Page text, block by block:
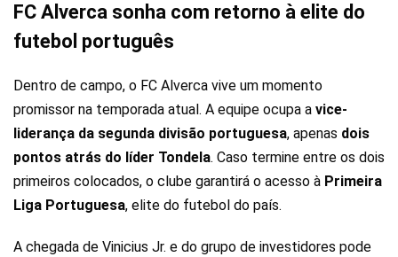
FC Alverca sonha com retorno à elite do
futebol português
Dentro de campo, o FC Alverca vive um momento
promissor na temporada atual. A equipe ocupa a vice-
liderança da segunda divisão portuguesa, apenas dois
pontos atrás do líder Tondela. Caso termine entre os dois
primeiros colocados, o clube garantirá o acesso à Primeira
Liga Portuguesa, elite do futebol do país.
A chegada de Vinicius Jr. e do grupo de investidores pode